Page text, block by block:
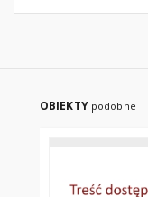
OBIEKTY podobne